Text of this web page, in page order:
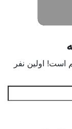
اولین نفر